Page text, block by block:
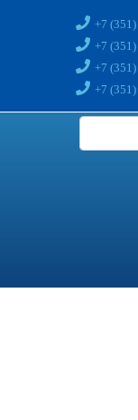
+7 (351)
+7 (351)
+7 (351)
+7 (351)